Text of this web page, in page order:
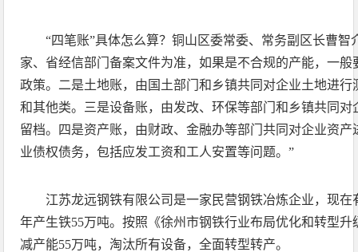
“四笔账”具体怎么算？铜山区委常委、常务副区长曹智
家、省经信部门备案文件为准，如果是不合规的产能，一
政策。二是土地账，由国土部门和乡镇共同对企业土地进
和其他类。三是设备账，由发改、环保等部门和乡镇共同
留档。四是资产账，由财政、金融办等部门共同对企业资
业债权债务，包括应发工资和工人安置等问题。”
江苏龙远钢铁有限公司是一家民营钢铁冶炼企业，现在
年产生铁55万吨。按照《徐州市钢铁行业布局优化和转型
减产能55万吨，淘汰所有设备，全面转型转产。